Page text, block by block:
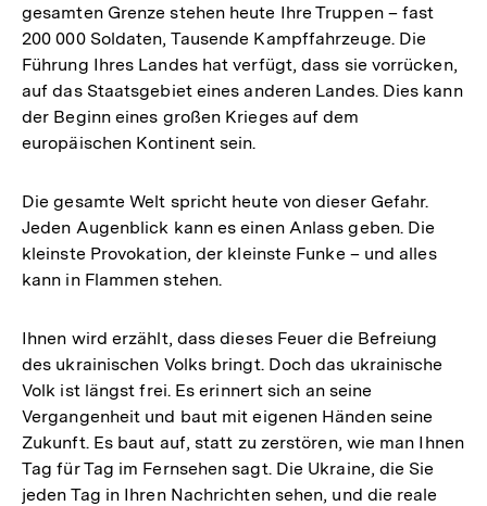
gesamten Grenze stehen heute Ihre Truppen – fast
200 000 Soldaten, Tausende Kampffahrzeuge. Die
Führung Ihres Landes hat verfügt, dass sie vorrücken,
auf das Staatsgebiet eines anderen Landes. Dies kann
der Beginn eines großen Krieges auf dem
europäischen Kontinent sein.
Die gesamte Welt spricht heute von dieser Gefahr.
Jeden Augenblick kann es einen Anlass geben. Die
kleinste Provokation, der kleinste Funke – und alles
kann in Flammen stehen.
Ihnen wird erzählt, dass dieses Feuer die Befreiung
des ukrainischen Volks bringt. Doch das ukrainische
Volk ist längst frei. Es erinnert sich an seine
Vergangenheit und baut mit eigenen Händen seine
Zukunft. Es baut auf, statt zu zerstören, wie man Ihnen
Tag für Tag im Fernsehen sagt. Die Ukraine, die Sie
jeden Tag in Ihren Nachrichten sehen, und die reale